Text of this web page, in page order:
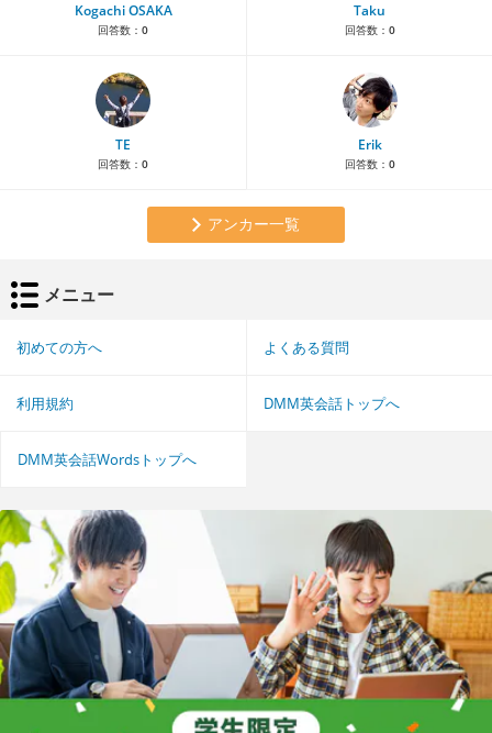
Kogachi OSAKA
回答数： 0
Taku
回答数： 0
TE
回答数： 0
Erik
回答数： 0
アンカー一覧
メニュー
初めての方へ よくある質問
利用規約 DMM英会話トップへ
DMM英会話Wordsトップへ